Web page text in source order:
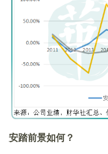
安踏前景如何？